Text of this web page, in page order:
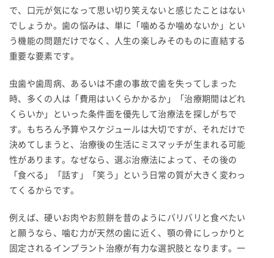
で、口元が気になって思い切り笑えないと感じたことはない
でしょうか。歯の悩みは、単に「噛めるか噛めないか」とい
う機能の問題だけでなく、人生の楽しみそのものに直結する
重要な要素です。
虫歯や歯周病、あるいは不慮の事故で歯を失ってしまった
時、多くの人は「費用はいくらかかるか」「治療期間はどれ
くらいか」といった条件面を優先して治療法を探しがちで
す。もちろん予算やスケジュールは大切ですが、それだけで
決めてしまうと、治療後の生活にミスマッチが生まれる可能
性があります。なぜなら、選ぶ治療法によって、その後の
「食べる」「話す」「笑う」という日常の質が大きく変わっ
てくるからです。
例えば、硬いお肉やお煎餅を昔のようにバリバリと食べたい
と願うなら、噛む力が天然の歯に近く、顎の骨にしっかりと
固定されるインプラント治療が有力な選択肢となります。一